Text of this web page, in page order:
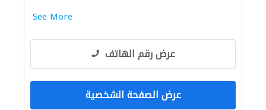
See More
عرض رقم الهاتف
عرض الصفحة الشخصية